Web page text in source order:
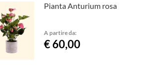
Pianta Anturium rosa
A partire da:
€ 60,00